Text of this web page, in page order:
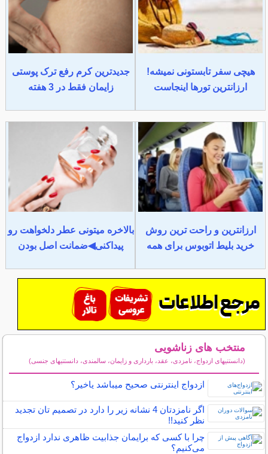
هیچی سفر تابستونی نمیشه!
ارزانترین تورها اینجاست
جدیدترین کرم رفع ترک پوستی
زایمان فقط در 3 هفته
ارزانترین و راحت ترین روش
خرید بلیط اتوبوس برای همه
بالاخره میتونی عطر دلخواهت رو
پیداکنی◀ضمانت اصل بودن
منتخب های زناشویی
(دانستنیهای ازدواج، نامزدی، عقد، بارداری و زایمان، سالمندی، دانستنیهای جنسی)
ازدواج اینترنتی صحیح میباشد یاخیر؟
اگر نامزدتان 4 نشانه زیر را دارد در تصمیم تان تجدید
نظر کنید!!
چرا با کسی که برایمان جذابیت ظاهری ندارد ازدواج
می‌کنیم؟